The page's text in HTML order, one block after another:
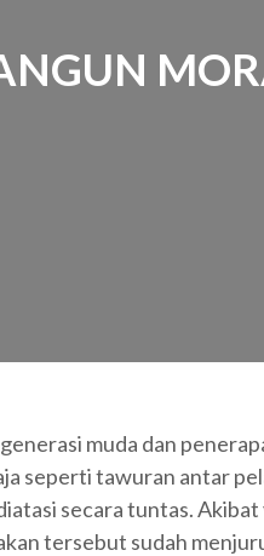
muda dan
seperti tawuran antar
secara tuntas.
tersebut sudah